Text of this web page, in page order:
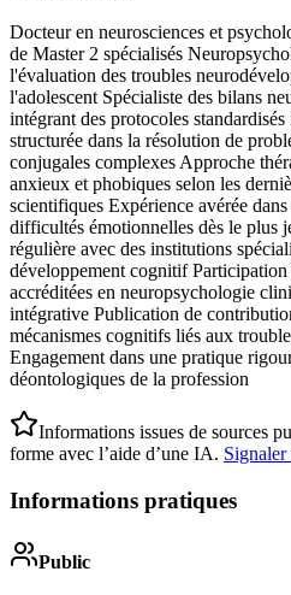
Docteur en neurosciences et
de Master 2 spécialisés
l'évaluation des troubles
l'adolescent Spécialiste des bilans
intégrant des protocoles
structurée dans la résolution de
conjugales complexes Approche
anxieux et phobiques selon les
scientifiques Expérience avérée
difficultés émotionnelles dès le plus
régulière avec des institutions
développement cognitif
accréditées en neuropsychologie
intégrative Publication de
mécanismes cognitifs liés aux
Engagement dans une pratique
déontologiques de la profession
Informations issues de sources
forme avec l’aide d’une IA.
Informations pratiques
Public